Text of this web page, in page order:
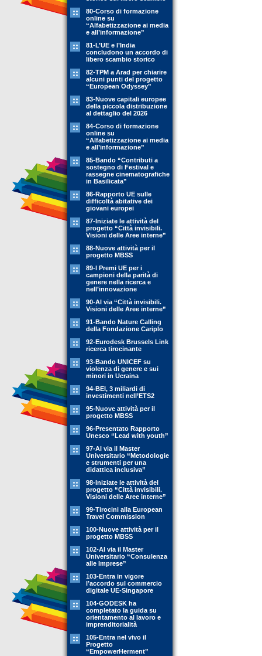
80-Corso di formazione
online su
“Alfabetizzazione ai media
e all’informazione”
81-L’UE e l’India
concludono un accordo di
libero scambio storico
82-TPM a Arad per chiarire
alcuni punti del progetto
“European Odyssey”
83-Nuove capitali europee
della piccola distribuzione
al dettaglio del 2026
84-Corso di formazione
online su
“Alfabetizzazione ai media
e all’informazione”
85-Bando “Contributi a
sostegno di Festival e
rassegne cinematografiche
in Basilicata”
86-Rapporto UE sulle
difficoltà abitative dei
giovani europei
87-Iniziate le attività del
progetto “Città invisibili.
Visioni delle Aree interne”
88-Nuove attività per il
progetto MBSS
89-l Premi UE per i
campioni della parità di
genere nella ricerca e
nell’innovazione
90-Al via “Città invisibili.
Visioni delle Aree interne”
91-Bando Nature Calling
della Fondazione Cariplo
92-Eurodesk Brussels Link
ricerca tirocinante
93-Bando UNICEF su
violenza di genere e sui
minori in Ucraina
94-BEI, 3 miliardi di
investimenti nell’ETS2
95-Nuove attività per il
progetto MBSS
96-Presentato Rapporto
Unesco “Lead with youth”
97-Al via il Master
Universitario “Metodologie
e strumenti per una
didattica inclusiva”
98-Iniziate le attività del
progetto “Città invisibili.
Visioni delle Aree interne”
99-Tirocini alla European
Travel Commission
100-Nuove attività per il
progetto MBSS
102-Al via il Master
Universitario “Consulenza
alle Imprese”
103-Entra in vigore
l’accordo sul commercio
digitale UE-Singapore
104-GODESK ha
completato la guida su
orientamento al lavoro e
imprenditorialità
105-Entra nel vivo il
Progetto
“EmpowerHerment”